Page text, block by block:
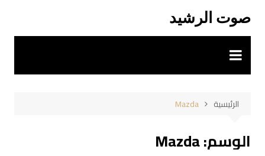
المحتوى
صوت الرشيد
الرئيسية Mazda
الوسم:Mazda